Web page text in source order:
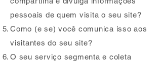
pessoais de quem visita o seu site?
Como (e se) você comunica isso aos
visitantes do seu site?
O seu serviço segmenta e coleta